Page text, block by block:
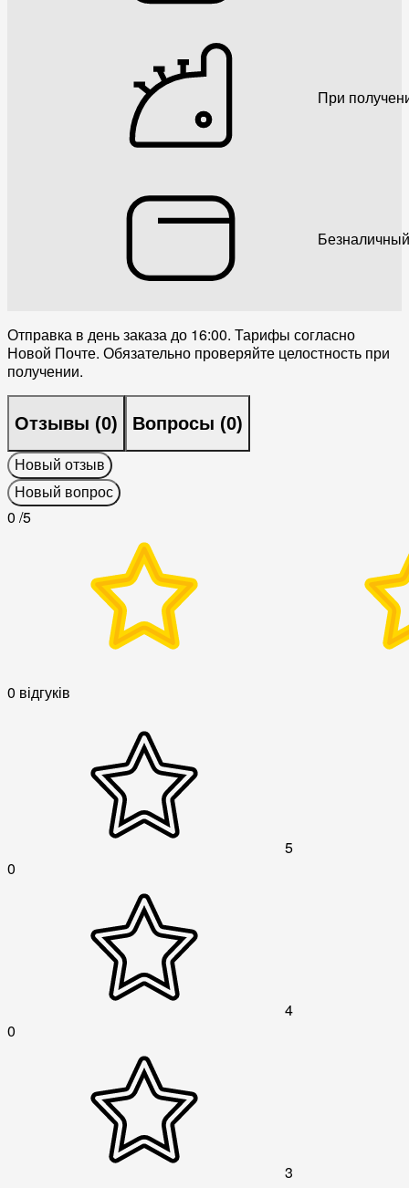
При
Отправка в день заказа до 16:00. Тарифы согласно
Новой Почте. Обязательно проверяйте целостность при
получении.
Отзывы (0) Вопросы (0)
Новый отзыв
Новый вопрос
0 /5
0 відгуків
5
0
4
0
3